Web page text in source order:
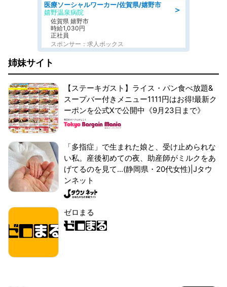
＞
医療ソーシャルワーカー/佐賀県/嬉野市
嬉野温泉病院
佐賀県 嬉野市
時給1,030円
正社員
スポンサー：求人ボックス
姉妹サイト
【ステーキガスト】ライス・パン食べ放題&
スープバー付きメニュー1111円はお得!最新ク
ーポンを公式Xで公開中《9月23日まで》
「多指症」で生まれた娘と、受け止められな
い私。産後初めての夜、助産師がミルクをあ
げてるのを見て...(静岡県・20代女性)|Jタウ
ンネット
ゼロまる